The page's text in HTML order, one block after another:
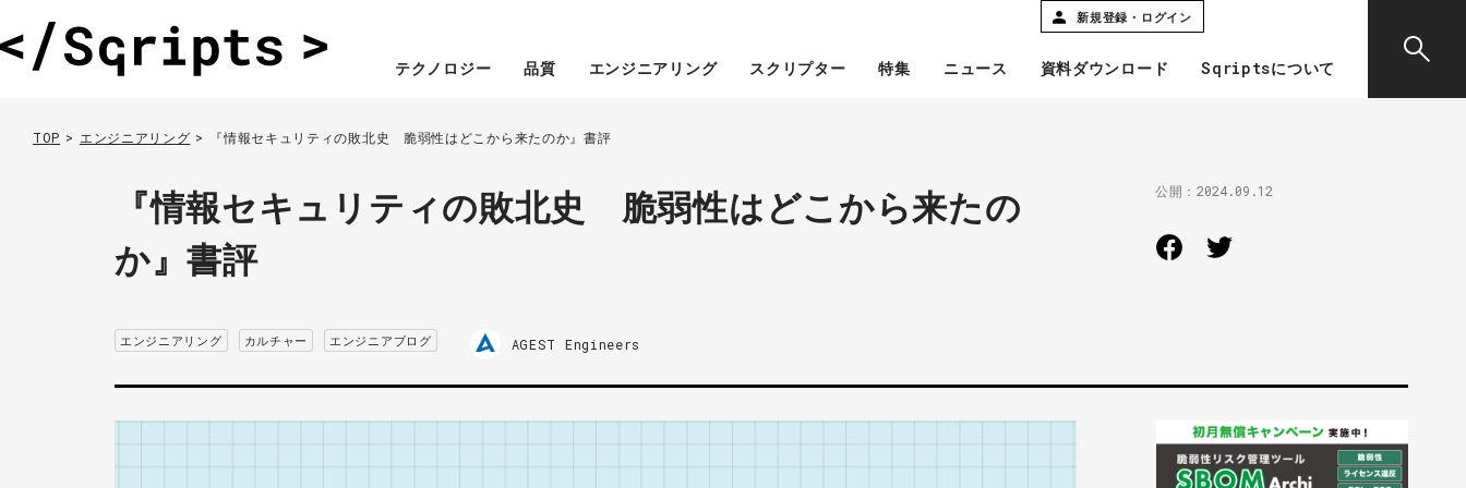
新規登録・ログイン
テクノロジー 品質 エンジニアリング スクリプター 特集 ニュース 資料ダウンロード Sqriptsについて
TOP エンジニアリング 『情報セキュリティの敗北史 脆弱性はどこから来たのか』書評
『情報セキュリティの敗北史 脆弱性はどこから来たの
か』書評
公開：2024.09.12
エンジニアリング カルチャー エンジニアブログ AGEST Engineers